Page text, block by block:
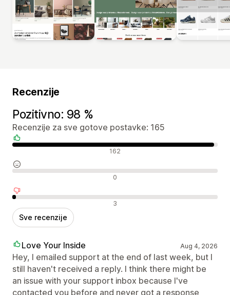
Recenzije
Pozitivno: 98 %
Recenzije za sve gotove postavke: 165
Pozitivne recenzije 162
Neutralne recenzije 0
Negativne recenzije 3
Sve recenzije
Love Your Inside Aug 4, 2026
Hey, I emailed support at the end of last week, but I
still haven't received a reply. I think there might be
an issue with your support inbox because I've
contacted you before and never got a response